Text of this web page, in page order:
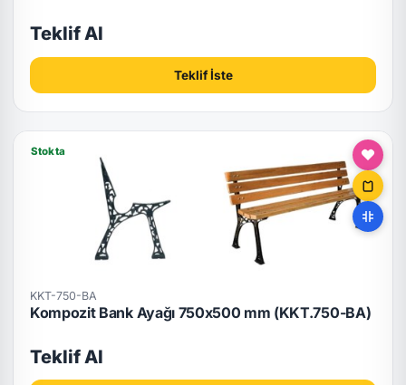
Teklif Al
Teklif İste
Stokta
KKT-750-BA
Kompozit Bank Ayağı 750x500 mm (KKT.750-BA)
Teklif Al